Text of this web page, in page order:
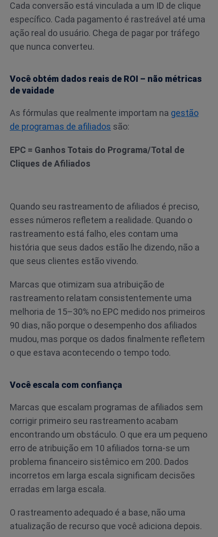
Cada conversão está vinculada a um ID de clique
específico. Cada pagamento é rastreável até uma
ação real do usuário. Chega de pagar por tráfego
que nunca converteu.
Você obtém dados reais de ROI – não métricas
de vaidade
As fórmulas que realmente importam na gestão
de programas de afiliados são:
EPC = Ganhos Totais do Programa/Total de
Cliques de Afiliados
Quando seu rastreamento de afiliados é preciso,
esses números refletem a realidade. Quando o
rastreamento está falho, eles contam uma
história que seus dados estão lhe dizendo, não a
que seus clientes estão vivendo.
Marcas que otimizam sua atribuição de
rastreamento relatam consistentemente uma
melhoria de 15–30% no EPC medido nos primeiros
90 dias, não porque o desempenho dos afiliados
mudou, mas porque os dados finalmente refletem
o que estava acontecendo o tempo todo.
Você escala com confiança
Marcas que escalam programas de afiliados sem
corrigir primeiro seu rastreamento acabam
encontrando um obstáculo. O que era um pequeno
erro de atribuição em 10 afiliados torna-se um
problema financeiro sistêmico em 200. Dados
incorretos em larga escala significam decisões
erradas em larga escala.
O rastreamento adequado é a base, não uma
atualização de recurso que você adiciona depois.